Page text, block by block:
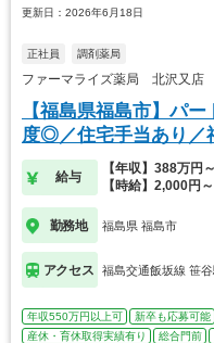
更新日：2026年6月18日
正社員 調剤薬局
ファーマライズ薬局 北沢又店
【福島県福島市】パ
度◎／住宅手当あり／
給与
【年収】388万円
【時給】2,000円～
勤務地 福島県 福島市
アクセス 福島交通飯坂線 笹谷
年収550万円以上可 新卒も応募可能
産休・育休取得実績有り
総合門前